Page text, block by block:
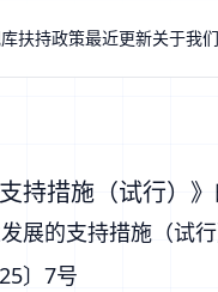
扶持政策最近更新关于我们
措施（试行）》
展的支持措施（试
〕7号